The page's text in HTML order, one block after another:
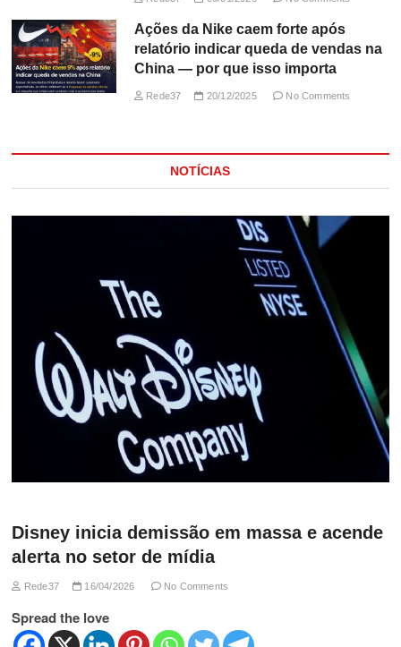
Ações da Nike caem forte após
relatório indicar queda de vendas na
China — por que isso importa
Rede37 20/12/2025 No Comments
NOTÍCIAS
Disney inicia demissão em massa e acende
alerta no setor de mídia
Rede37 16/04/2026 No Comments
Spread the love